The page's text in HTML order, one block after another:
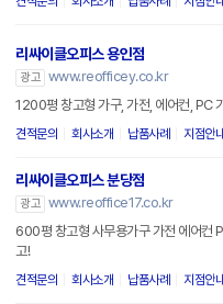
리싸이클오피스 용인점
광고 www.reofficey.co.kr
1200평 창고형 가구, 가전, 에어컨, PC
견적문의 회사소개 납품사례 지점안내
리싸이클오피스 분당점
광고 www.reoffice17.co.kr
600평 창고형 사무용가구 가전 에어컨
고!
견적문의 회사소개 납품사례 지점안내